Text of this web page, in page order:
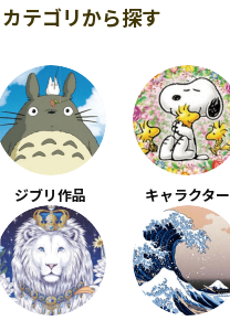
カテゴリから探す
ジブリ作品 キャラクター